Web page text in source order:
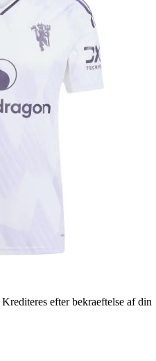
Krediteres efter bekraeftelse af din